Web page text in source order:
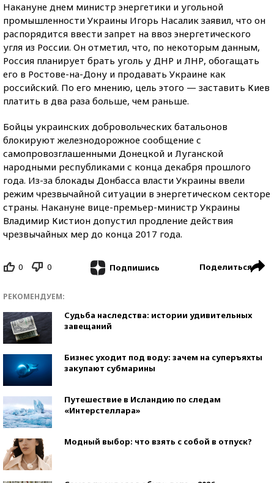
Накануне днем министр энергетики и угольной
промышленности Украины Игорь Насалик заявил, что он
распорядится ввести запрет на ввоз энергетического
угля из России. Он отметил, что, по некоторым данным,
Россия планирует брать уголь у ДНР и ЛНР, обогащать
его в Ростове-на-Дону и продавать Украине как
российский. По его мнению, цель этого — заставить Киев
платить в два раза больше, чем раньше.
Бойцы украинских добровольческих батальонов
блокируют железнодорожное сообщение с
самопровозглашенными Донецкой и Луганской
народными республиками с конца декабря прошлого
года. Из-за блокады Донбасса власти Украины ввели
режим чрезвычайной ситуации в энергетическом секторе
страны. Накануне вице-премьер-министр Украины
Владимир Кистион допустил продление действия
чрезвычайных мер до конца 2017 года.
0 0 Подпишись Поделиться
РЕКОМЕНДУЕМ:
Судьба наследства: истории удивительных
завещаний
Бизнес уходит под воду: зачем на суперъяхты
закупают субмарины
Путешествие в Исландию по следам
«Интерстеллара»
Модный выбор: что взять с собой в отпуск?